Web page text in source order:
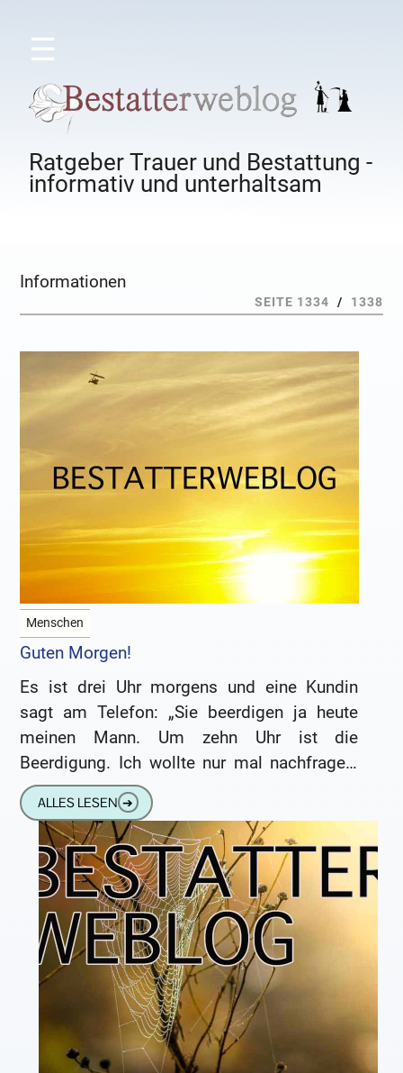
☰
Ratgeber Trauer und Bestattung -
informativ und unterhaltsam
Informationen
SEITE 1334 / 1338
Menschen
Guten Morgen!
Es ist drei Uhr morgens und eine Kundin
sagt am Telefon: „Sie beerdigen ja heute
meinen Mann. Um zehn Uhr ist die
Beerdigung. Ich wollte nur mal nachfragen,
ob alles
ALLES LESEN ➔